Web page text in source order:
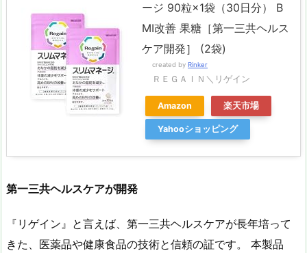
ージ 90粒×1袋（30日分） B
MI改善 果糖［第一三共ヘルス
ケア開発］ (2袋)
created by Rinker
ＲＥＧＡＩＮ＼リゲイン
Amazon 楽天市場
Yahooショッピング
第一三共ヘルスケアが開発
『リゲイン』と言えば、第一三共ヘルスケアが長年培って
きた、医薬品や健康食品の技術と信頼の証です。 本製品